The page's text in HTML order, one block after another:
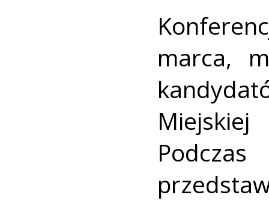
marca,